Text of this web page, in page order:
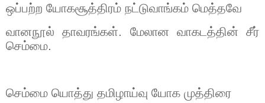
ஒப்பற்ற யோகசூத்திரம் நட்டுவாங்கம் மெத்தவே
வானநூல் தாவரங்கள். மேலான வாகடத்தின் சீர்
செம்மை.
செம்மை யொத்து தமிழாய்வு யோக முத்திரை